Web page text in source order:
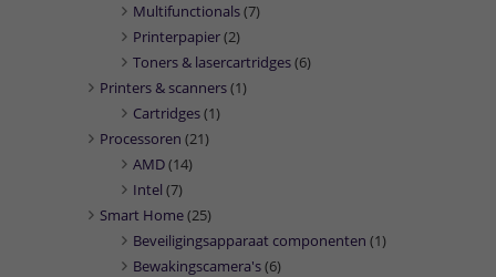
Multifunctionals(7)
Printerpapier(2)
Toners & lasercartridges(6)
Printers & scanners(1)
Cartridges(1)
Processoren (21)
AMD(14)
Intel (7)
Smart Home(25)
Beveiligingsapparaat componenten (1)
Bewakingscamera's(6)